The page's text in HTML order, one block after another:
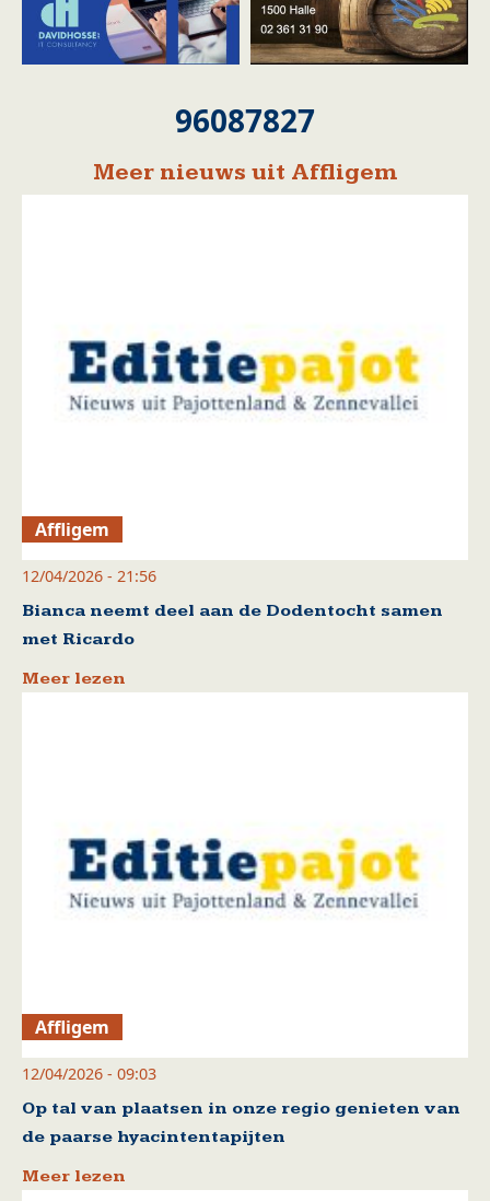
96087827
Meer nieuws uit Affligem
Affligem
12/04/2026 - 21:56
Bianca neemt deel aan de Dodentocht samen
met Ricardo
Meer lezen
Affligem
12/04/2026 - 09:03
Op tal van plaatsen in onze regio genieten van
de paarse hyacintentapijten
Meer lezen